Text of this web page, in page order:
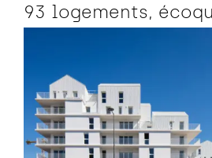
93 logements,